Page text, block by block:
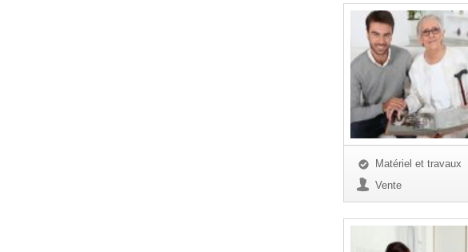
Matériel et travaux
Vente